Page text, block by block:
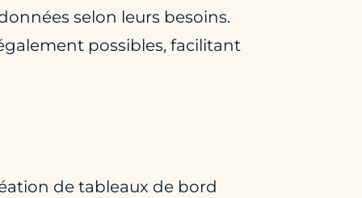
selon leurs besoins.
possibles, facilitant
de tableaux de bord